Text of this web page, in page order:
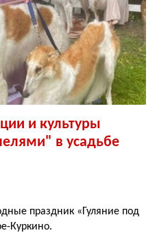
и культуры
в усадьбе
праздник «Гуляние под
Куркино.